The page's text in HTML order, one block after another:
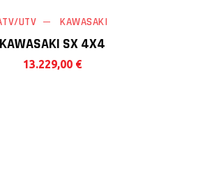
SX 4X4
UTV KAWASAKI
13.229,00 €